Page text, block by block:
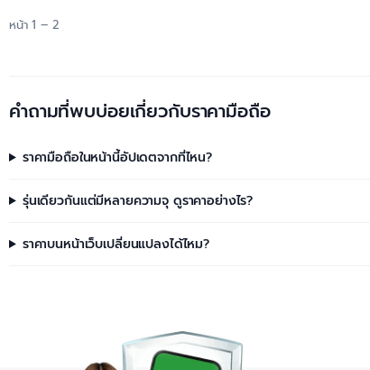
หน้า 1 – 2
คำถามที่พบบ่อยเกี่ยวกับราคามือถือ
ราคามือถือในหน้านี้อัปเดตจากที่ไหน?
รุ่นเดียวกันแต่มีหลายความจุ ดูราคาอย่างไร?
ราคาบนหน้าเว็บเปลี่ยนแปลงได้ไหม?